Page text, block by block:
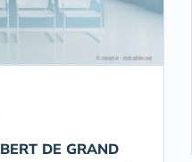
DE GRAND